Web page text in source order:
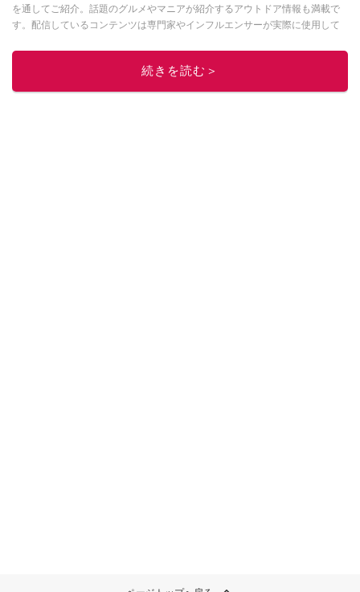
を通してご紹介。話題のグルメやマニアが紹介するアウトドア情報も満載で
す。配信しているコンテンツは専門家やインフルエンサーが実際に使用して
ニュースでフォロー
続きを読む＞